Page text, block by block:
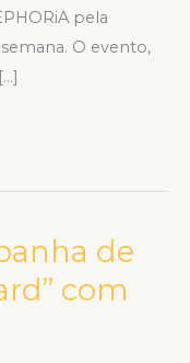
pela
O evento,
de
com